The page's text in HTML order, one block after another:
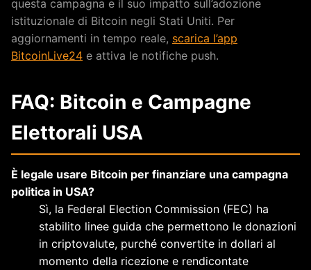
questa campagna e il suo impatto sull’adozione
istituzionale di Bitcoin negli Stati Uniti. Per
aggiornamenti in tempo reale, scarica l’app
BitcoinLive24 e attiva le notifiche push.
FAQ: Bitcoin e Campagne
Elettorali USA
È legale usare Bitcoin per finanziare una campagna
politica in USA?
Sì, la Federal Election Commission (FEC) ha
stabilito linee guida che permettono le donazioni
in criptovalute, purché convertite in dollari al
momento della ricezione e rendicontate